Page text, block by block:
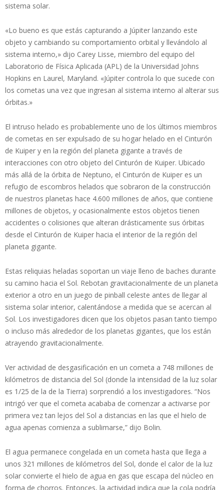
sistema solar.
«Lo bueno es que estás capturando a Júpiter lanzando este
objeto y cambiando su comportamiento orbital y llevándolo al
sistema interno,» dijo Carey Lisse, miembro del equipo del
Laboratorio de Física Aplicada (APL) de la Universidad Johns
Hopkins en Laurel, Maryland. «Júpiter controla lo que sucede con
los cometas una vez que ingresan al sistema interno al alterar sus
órbitas.»
El intruso helado es probablemente uno de los últimos miembros
de cometas en ser expulsado de su hogar helado en el Cinturón
de Kuiper y en la región del planeta gigante a través de
interacciones con otro objeto del Cinturón de Kuiper. Ubicado
más allá de la órbita de Neptuno, el Cinturón de Kuiper es un
refugio de escombros helados que sobraron de la construcción
de nuestros planetas hace 4.600 millones de años, que contiene
millones de objetos, y ocasionalmente estos objetos tienen
accidentes o colisiones que alteran drásticamente sus órbitas
desde el Cinturón de Kuiper hacia el interior de la región del
planeta gigante.
Estas reliquias heladas soportan un viaje lleno de baches durante
su camino hacia el Sol. Rebotan gravitacionalmente de un planeta
exterior a otro en un juego de pinball celeste antes de llegar al
sistema solar interior, calentándose a medida que se acercan al
Sol. Los investigadores dicen que los objetos pasan tanto tiempo
o incluso más alrededor de los planetas gigantes, que los están
atrayendo gravitacionalmente.
Ver actividad de desgasificación en un cometa a 748 millones de
kilómetros de distancia del Sol (donde la intensidad de la luz solar
es 1/25 de la de la Tierra) sorprendió a los investigadores. “Nos
intrigó ver que el cometa acababa de comenzar a activarse por
primera vez tan lejos del Sol a distancias en las que el hielo de
agua apenas comienza a sublimarse,” dijo Bolin.
El agua permanece congelada en un cometa hasta que llega a
unos 321 millones de kilómetros del Sol, donde el calor de la luz
solar convierte el hielo de agua en gas que escapa del núcleo en
forma de chorros. Entonces, la actividad indica que la cola podría